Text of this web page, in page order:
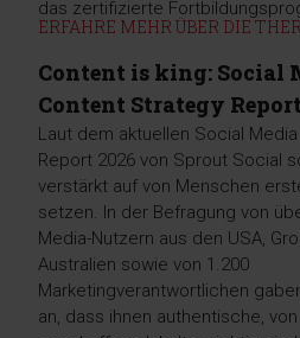
das zertifizierte
ERFAHRE MEHR ÜBER DIE
Content is king: Social
Content Strategy
Laut dem aktuellen Social
Report 2026 von Sprout Social
verstärkt auf von Menschen
setzen. In der Befragung von
Media-Nutzern aus den USA,
Australien sowie von 1.200
Marketingverantwortlichen
an, dass ihnen authentische,